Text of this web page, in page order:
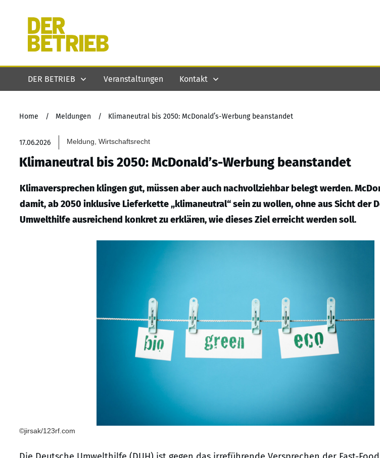
DER BETRIEB Veranstaltungen Kontakt
Home / Meldungen / Klimaneutral bis 2050: McDonald’s-Werbung beanstandet
17.06.2026 Meldung, Wirtschaftsrecht
Klimaneutral bis 2050: McDonald’s-Werbung beanstandet
Klimaversprechen klingen gut, müssen aber auch nachvollziehbar belegt werden.
damit, ab 2050 inklusive Lieferkette „klimaneutral“ sein zu wollen, ohne aus Sicht der
Umwelthilfe ausreichend konkret zu erklären, wie dieses Ziel erreicht werden soll.
©jirsak/123rf.com